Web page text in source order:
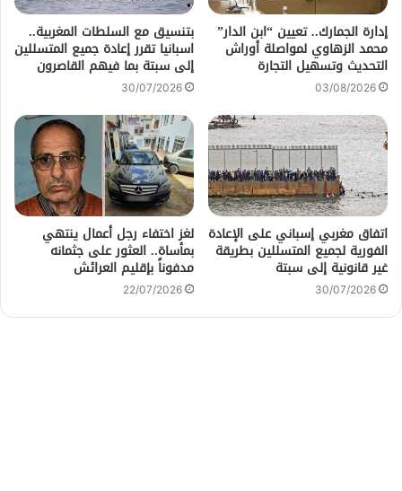
إدارة الجمارك.. تعيين “ابن الدار”
محمد الزهاوي لمواصلة أوراش
التحديث وتسهيل التجارة
03/08/2026
بتنسيق مع السلطات المغربية..
اسبانيا تقرر إعادة جميع المتسللين
إلى سبتة بما فيهم القاصرون
30/07/2026
اتفاق مغربي إسباني على الإعادة
الفورية لجميع المتسللين بطريقة
غير قانونية إلى سبتة
30/07/2026
لغز اختفاء رجل أعمال ينتهي
بمأساة.. العثور على جثمانه
مدفوناً بإقليم العرائش
22/07/2026